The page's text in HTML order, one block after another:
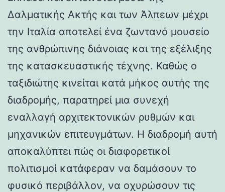
Δαλματικής Ακτής και των Άλπεων μέχρι
την Ιταλία αποτελεί ένα ζωντανό μουσείο
της ανθρώπινης διάνοιας και της εξέλιξης
της κατασκευαστικής τέχνης. Καθώς ο
ταξιδιώτης κινείται κατά μήκος αυτής της
διαδρομής, παρατηρεί μια συνεχή
εναλλαγή αρχιτεκτονικών ρυθμών και
μηχανικών επιτευγμάτων. Η διαδρομή αυτή
αποκαλύπτει πώς οι διαφορετικοί
πολιτισμοί κατάφεραν να δαμάσουν το
φυσικό περιβάλλον, να οχυρώσουν τις